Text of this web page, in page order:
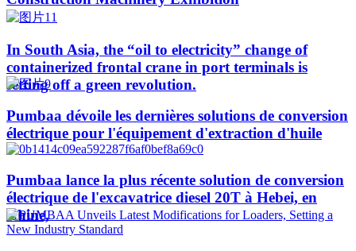
In South Asia, the “oil to electricity” change of
containerized frontal crane in port terminals is
setting off a green revolution.
Pumbaa dévoile les dernières solutions de conversion
électrique pour l'équipement d'extraction d'huile
Pumbaa lance la plus récente solution de conversion
électrique de l'excavatrice diesel 20T à Hebei, en
Chine,